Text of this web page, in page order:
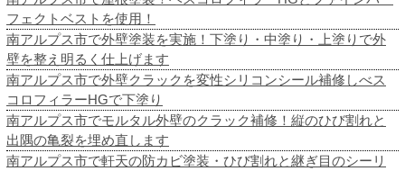
フェクトベストを使用！
南アルプス市で外壁塗装を実施！下塗り・中塗り・上塗りで外
壁を整え明るく仕上げます
南アルプス市で外壁クラックを変性シリコンシール補修しべス
コロフィラーHGで下塗り
南アルプス市でモルタル外壁のクラック補修！縦のひび割れと
出隅の亀裂を埋め直します
南アルプス市で軒天の防カビ塗装・ひび割れと継ぎ目のシーリ